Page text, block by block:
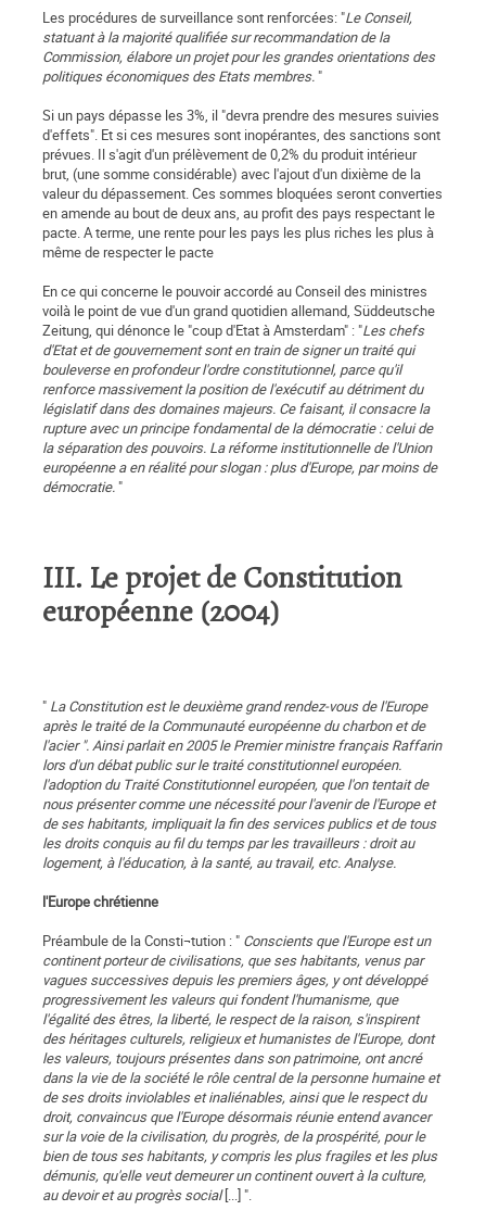
Les procédures de surveillance sont renforcées: "Le Conseil,
statuant à la majorité qualifiée sur recommandation de la
Commission, élabore un projet pour les grandes orientations des
politiques économiques des Etats membres."
Si un pays dépasse les 3%, il "devra prendre des mesures suivies
d'effets". Et si ces mesures sont inopérantes, des sanctions sont
prévues. Il s'agit d'un prélèvement de 0,2% du produit intérieur
brut, (une somme considérable) avec l'ajout d'un dixième de la
valeur du dépassement. Ces sommes bloquées seront converties
en amende au bout de deux ans, au profit des pays respectant le
pacte. A terme, une rente pour les pays les plus riches les plus à
même de respecter le pacte
En ce qui concerne le pouvoir accordé au Conseil des ministres
voilà le point de vue d'un grand quotidien allemand, Süddeutsche
Zeitung, qui dénonce le "coup d'Etat à Amsterdam" : "Les chefs
d'Etat et de gouvernement sont en train de signer un traité qui
bouleverse en profondeur l'ordre constitutionnel, parce qu'il
renforce massivement la position de l'exécutif au détriment du
législatif dans des domaines majeurs. Ce faisant, il consacre la
rupture avec un principe fondamental de la démocratie : celui de
la séparation des pouvoirs. La réforme institutionnelle de l'Union
européenne a en réalité pour slogan : plus d'Europe, par moins de
démocratie."
III. Le projet de Constitution
européenne (2004)
" La Constitution est le deuxième grand rendez-vous de l'Europe
après le traité de la Communauté européenne du charbon et de
l'acier ". Ainsi parlait en 2005 le Premier ministre français Raffarin
lors d'un débat public sur le traité constitutionnel européen.
l'adoption du Traité Constitutionnel européen, que l'on tentait de
nous présenter comme une nécessité pour l'avenir de l'Europe et
de ses habitants, impliquait la fin des services publics et de tous
les droits conquis au fil du temps par les travailleurs : droit au
logement, à l'éducation, à la santé, au travail, etc. Analyse.
l'Europe chrétienne
Préambule de la Consti¬tution : " Conscients que l'Europe est un
continent porteur de civilisations, que ses habitants, venus par
vagues successives depuis les premiers âges, y ont développé
progressivement les valeurs qui fondent l'humanisme, que
l'égalité des êtres, la liberté, le respect de la raison, s'inspirent
des héritages culturels, religieux et humanistes de l'Europe, dont
les valeurs, toujours présentes dans son patrimoine, ont ancré
dans la vie de la société le rôle central de la personne humaine et
de ses droits inviolables et inaliénables, ainsi que le respect du
droit, convaincus que l'Europe désormais réunie entend avancer
sur la voie de la civilisation, du progrès, de la prospérité, pour le
bien de tous ses habitants, y compris les plus fragiles et les plus
démunis, qu'elle veut demeurer un continent ouvert à la culture,
au devoir et au progrès social[...] ".